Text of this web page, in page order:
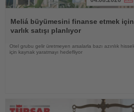
Oku
Meliá büyümesini finanse etmek
varlık satışı planlıyor
Otel grubu gelir üretmeyen arsalarla bazı azınlık
için kaynak yaratmayı hedefliyor